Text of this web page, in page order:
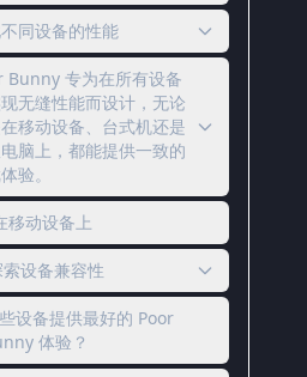
同设备的性能
Bunny 专为在所有设备
现无缝性能而设计，无论
移动设备、台式机还是
脑上，都能提供一致的
验。
移动设备上
设备兼容性
设备提供最好的 Poor
体验？